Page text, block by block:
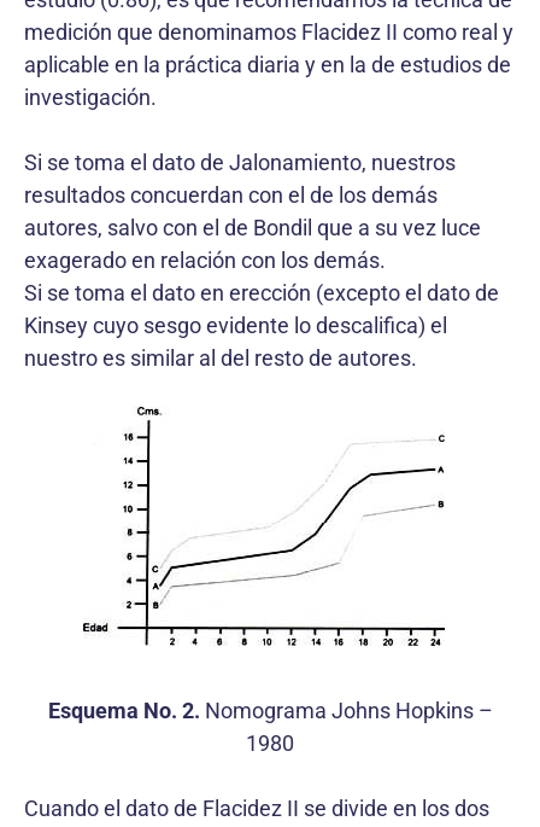
medición que denominamos Flacidez II como real y
aplicable en la práctica diaria y en la de estudios de
investigación.
Si se toma el dato de Jalonamiento, nuestros
resultados concuerdan con el de los demás
autores, salvo con el de Bondil que a su vez luce
exagerado en relación con los demás.
Si se toma el dato en erección (excepto el dato de
Kinsey cuyo sesgo evidente lo descalifica) el
nuestro es similar al del resto de autores.
Esquema No. 2. Nomograma Johns Hopkins –
1980
Cuando el dato de Flacidez II se divide en los dos